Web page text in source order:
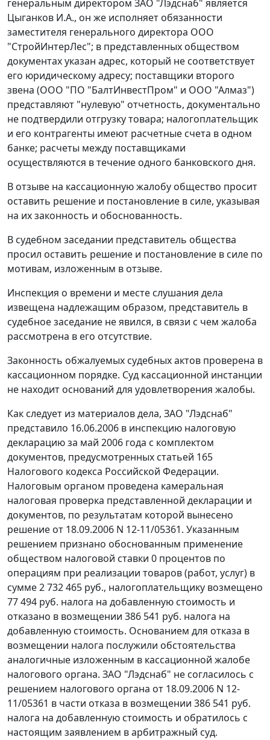
генеральным директором ЗАО "Лэдснаб" является
Цыганков И.А., он же исполняет обязанности
заместителя генерального директора ООО
"СтройИнтерЛес"; в представленных обществом
документах указан адрес, который не соответствует
его юридическому адресу; поставщики второго
звена (ООО "ПО "БалтИнвестПром" и ООО "Алмаз")
представляют "нулевую" отчетность, документально
не подтвердили отгрузку товара; налогоплательщик
и его контрагенты имеют расчетные счета в одном
банке; расчеты между поставщиками
осуществляются в течение одного банковского дня.
В отзыве на кассационную жалобу общество просит
оставить решение и постановление в силе, указывая
на их законность и обоснованность.
В судебном заседании представитель общества
просил оставить решение и постановление в силе по
мотивам, изложенным в отзыве.
Инспекция о времени и месте слушания дела
извещена надлежащим образом, представитель в
судебное заседание не явился, в связи с чем жалоба
рассмотрена в его отсутствие.
Законность обжалуемых судебных актов проверена в
кассационном порядке. Суд кассационной инстанции
не находит оснований для удовлетворения жалобы.
Как следует из материалов дела, ЗАО "Лэдснаб"
представило 16.06.2006 в инспекцию налоговую
декларацию за май 2006 года с комплектом
документов, предусмотренных статьей 165
Налогового кодекса Российской Федерации.
Налоговым органом проведена камеральная
налоговая проверка представленной декларации и
документов, по результатам которой вынесено
решение от 18.09.2006 N 12-11/05361. Указанным
решением признано обоснованным применение
обществом налоговой ставки 0 процентов по
операциям при реализации товаров (работ, услуг) в
сумме 2 732 465 руб., налогоплательщику возмещено
77 494 руб. налога на добавленную стоимость и
отказано в возмещении 386 541 руб. налога на
добавленную стоимость. Основанием для отказа в
возмещении налога послужили обстоятельства
аналогичные изложенным в кассационной жалобе
налогового органа. ЗАО "Лэдснаб" не согласилось с
решением налогового органа от 18.09.2006 N 12-
11/05361 в части отказа в возмещении 386 541 руб.
налога на добавленную стоимость и обратилось с
настоящим заявлением в арбитражный суд.